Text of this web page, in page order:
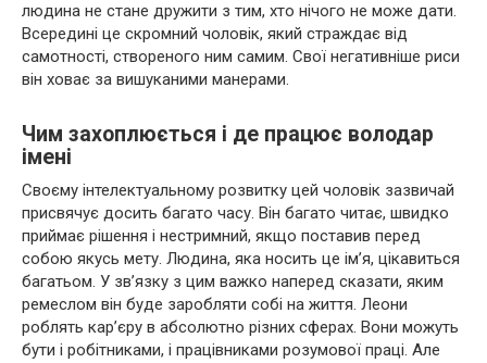
людина не стане дружити з тим, хто нічого не може дати.
Всередині це скромний чоловік, який страждає від
самотності, створеного ним самим. Свої негативніше риси
він ховає за вишуканими манерами.
Чим захоплюється і де працює володар
імені
Своєму інтелектуальному розвитку цей чоловік зазвичай
присвячує досить багато часу. Він багато читає, швидко
приймає рішення і нестримний, якщо поставив перед
собою якусь мету. Людина, яка носить це ім’я, цікавиться
багатьом. У зв’язку з цим важко наперед сказати, яким
ремеслом він буде заробляти собі на життя. Леони
роблять кар’єру в абсолютно різних сферах. Вони можуть
бути і робітниками, і працівниками розумової праці. Але